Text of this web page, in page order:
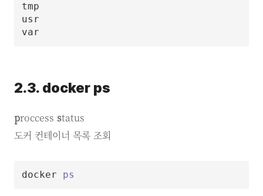
tmp
usr
2.3. docker ps
proccess status
도커 컨테이너 목록 조회
docker ps